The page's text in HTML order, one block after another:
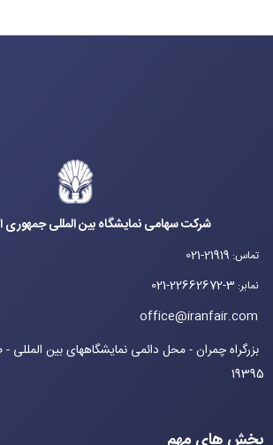
شرکت سهامی نمایشگاه بین المللی جمهوری
تماس:
021-21919
نمابر:
021-22662672-3
office@iranfair.com
19395